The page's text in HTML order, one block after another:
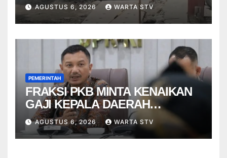
TERPELESET
AGUSTUS 6, 2026 WARTA STV
PEMERINTAH
FRAKSI PKB MINTA KENAIKAN
GAJI KEPALA DAERAH
BERBASIS KINERJA
AGUSTUS 6, 2026 WARTA STV